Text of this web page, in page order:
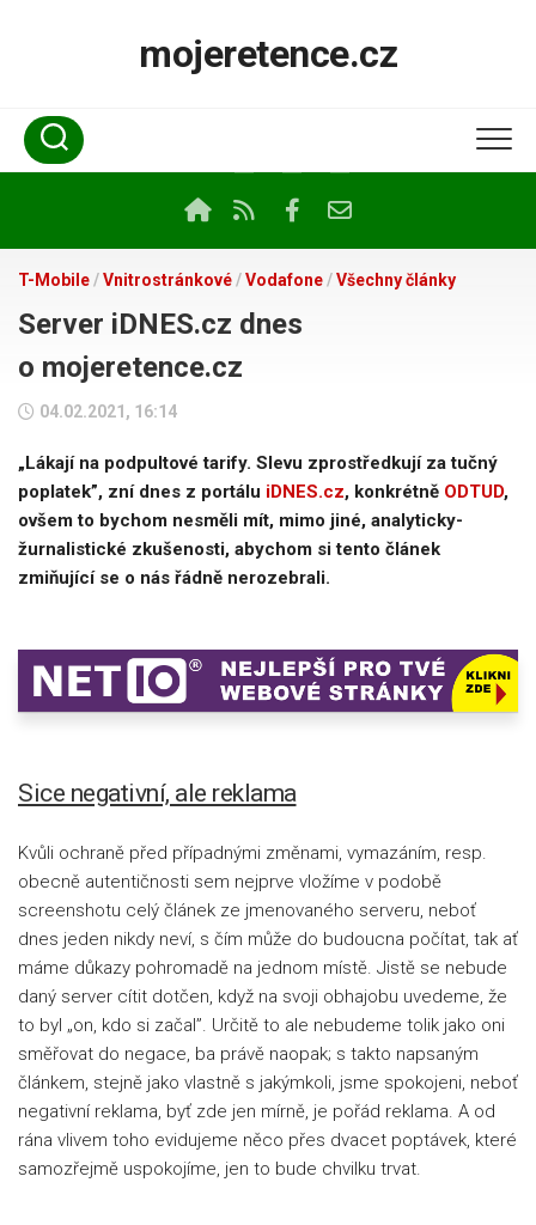
mojeretence.cz
T-Mobile/Vnitrostránkové/Vodafone/Všechny články
Server iDNES.cz dnes
o mojeretence.cz
04.02.2021, 16:14
„Lákají na podpultové tarify. Slevu zprostředkují za tučný
poplatek”, zní dnes z portálu iDNES.cz, konkrétně ODTUD,
ovšem to bychom nesměli mít, mimo jiné, analyticky-
žurnalistické zkušenosti, abychom si tento článek
zmiňující se o nás řádně nerozebrali.
Sice negativní, ale reklama
Kvůli ochraně před případnými změnami, vymazáním, resp.
obecně autentičnosti sem nejprve vložíme v podobě
screenshotu celý článek ze jmenovaného serveru, neboť
dnes jeden nikdy neví, s čím může do budoucna počítat, tak ať
máme důkazy pohromadě na jednom místě. Jistě se nebude
daný server cítit dotčen, když na svoji obhajobu uvedeme, že
to byl „on, kdo si začal”. Určitě to ale nebudeme tolik jako oni
směřovat do negace, ba právě naopak; s takto napsaným
článkem, stejně jako vlastně s jakýmkoli, jsme spokojeni, neboť
negativní reklama, byť zde jen mírně, je pořád reklama. A od
rána vlivem toho evidujeme něco přes dvacet poptávek, které
samozřejmě uspokojíme, jen to bude chvilku trvat.